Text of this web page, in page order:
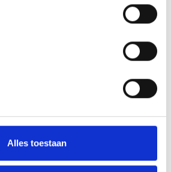
Alles toestaan
op een rij: je voorkomt
definitief bestelt, en je krijgt een
gebruiken voor
of om feedback van anderen te
wordt vaak een gratis
als onderdeel van het totale